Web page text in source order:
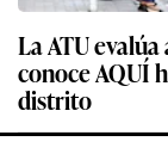
La ATU
conoce AQUÍ
distrito